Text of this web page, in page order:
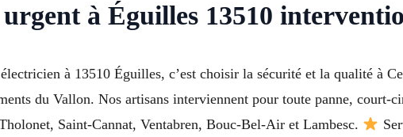
à Éguilles 13510
à 13510 Éguilles, c’est choisir la sécurité et la qualité à
du Vallon. Nos artisans interviennent pour toute panne,
Saint-Cannat, Ventabren, Bouc-Bel-Air et Lambesc.